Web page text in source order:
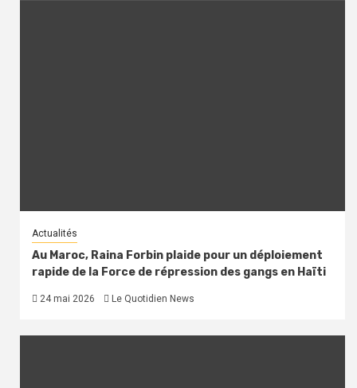
Actualités
Au Maroc, Raina Forbin plaide pour un déploiement
rapide de la Force de répression des gangs en Haïti
24 mai 2026 Le Quotidien News